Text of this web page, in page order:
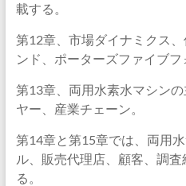
載する。
第12章、市場ダイナミクス
ンド、ポーターズファイブフ
第13章、両用水素水マシン
ヤー、産業チェーン。
第14章と第15章では、両用
ル、販売代理店、顧客、調
る。